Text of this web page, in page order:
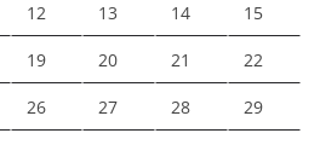
12 13 14 15
19 20 21 22
26 27 28 29